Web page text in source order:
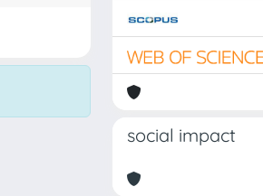
social impact